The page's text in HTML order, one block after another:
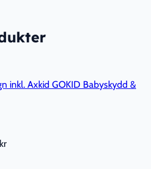
inkl. Axkid GOKID Babyskydd &